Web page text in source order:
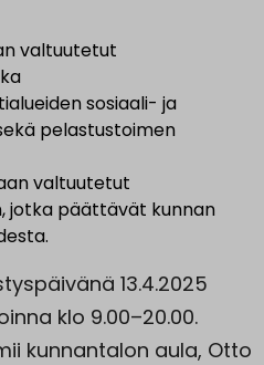
valtuutetut
sosiaali- ja
pelastustoimen
valtuutetut
jotka päättävät kunnan
13.4.2025
klo 9.00–20.00.
kunnantalon aula, Otto